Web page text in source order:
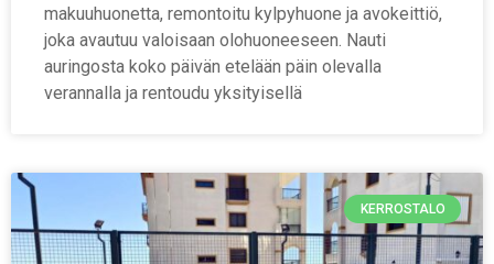
makuuhuonetta, remontoitu kylpyhuone ja avokeittiö,
joka avautuu valoisaan olohuoneeseen. Nauti
auringosta koko päivän etelään päin olevalla
verannalla ja rentoudu yksityisellä
KERROSTALO